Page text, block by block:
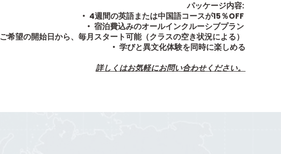
パッケージ内容:
• 4週間の英語または中国語コースが15％OFF
• 宿泊費込みのオールインクルーシブプラン
ご希望の開始日から、毎月スタート可能（クラスの空き状況による）
• 学びと異文化体験を同時に楽しめる
詳しくはお気軽にお問い合わせください。